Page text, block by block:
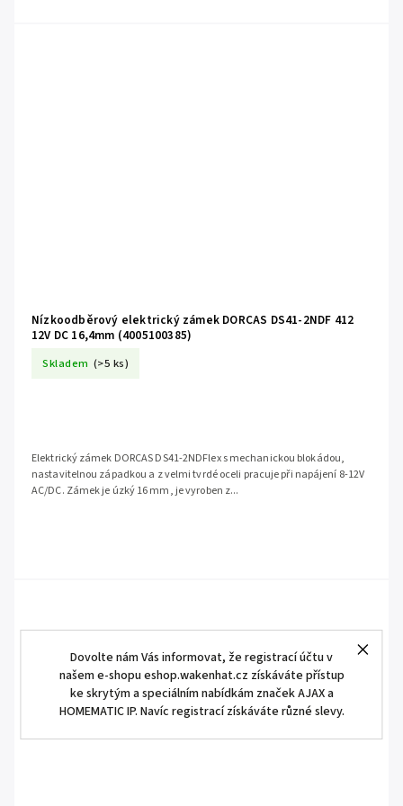
Dovolte nám Vás informovat, že registrací účtu v
našem e-shopu eshop.wakenhat.cz získáváte přístup
ke skrytým a speciálním nabídkám značek AJAX a
HOMEMATIC IP. Navíc registrací získáváte různé slevy.
Nízkoodběrový elektrický zámek DORCAS DS41-2NDF 412
12V DC 16,4mm (4005100385)
Skladem (>5 ks)
Elektrický zámek DORCAS DS41-2NDFlex s mechanickou blokádou,
nastavitelnou západkou a z velmi tvrdé oceli pracuje při napájení 8-12V
AC/DC. Zámek je úzký 16 mm, je vyroben z...